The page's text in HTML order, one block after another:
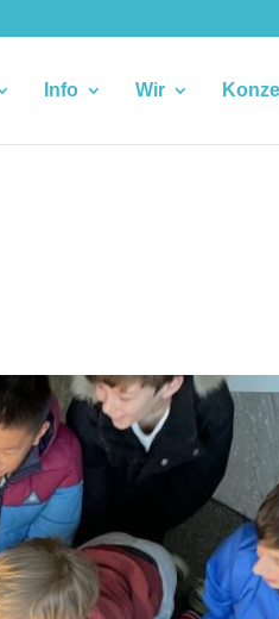
Info Wir